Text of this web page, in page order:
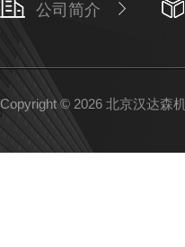
公司简介
Copyright © 2026 北京汉达森